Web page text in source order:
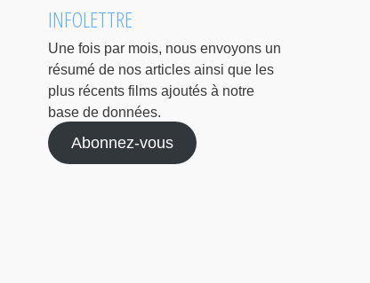
INFOLETTRE
Une fois par mois, nous envoyons un
résumé de nos articles ainsi que les
plus récents films ajoutés à notre
base de données.
Abonnez-vous